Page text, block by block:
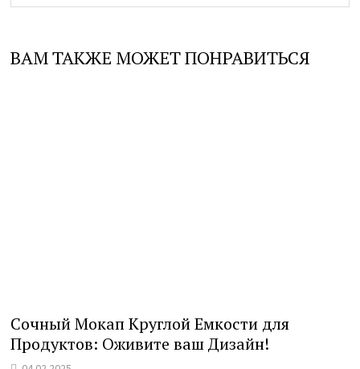
ВАМ ТАКЖЕ МОЖЕТ ПОНРАВИТЬСЯ
Сочный Мокап Круглой Емкости для
Продуктов: Оживите ваш Дизайн!